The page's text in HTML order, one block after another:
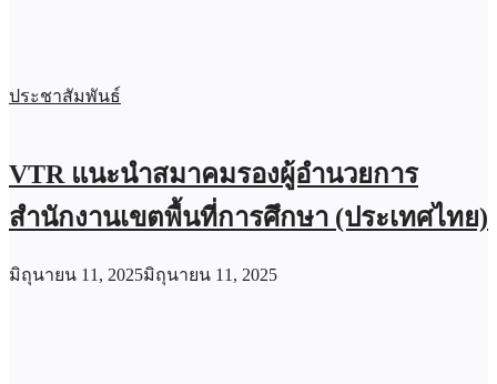
ประชาสัมพันธ์
VTR แนะนำสมาคมรองผู้อำนวยการ
สำนักงานเขตพื้นที่การศึกษา (ประเทศไทย)
มิถุนายน 11, 2025มิถุนายน 11, 2025